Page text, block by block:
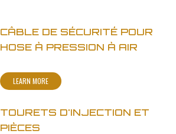
CÂBLE DE SÉCURITÉ POUR
HOSE À PRESSION À AIR
LEARN MORE
TOURETS D'INJECTION ET
PIÈCES